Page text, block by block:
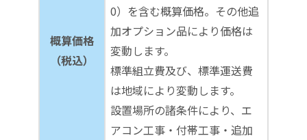
概算価格
（税込）
0）を含む概算価格。その他追
加オプション品により価格は
変動します。
標準組立費及び、標準運送費
は地域により変動します。
設置場所の諸条件により、エ
アコン工事・付帯工事・追加